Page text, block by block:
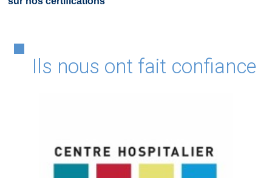
Ils nous ont fait confiance